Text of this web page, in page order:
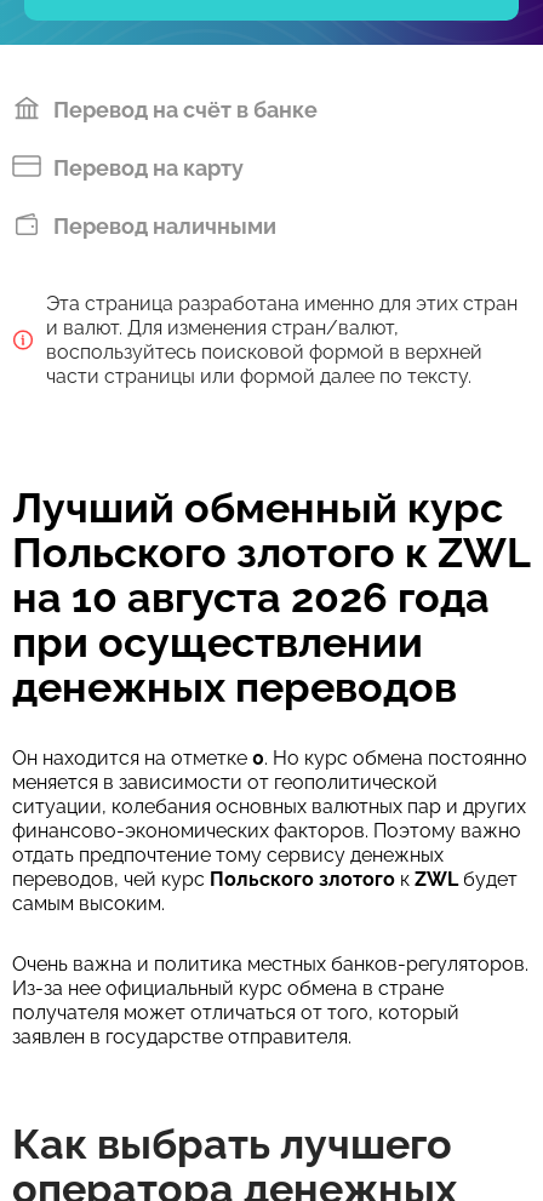
Перевод на счёт в банке
Перевод на карту
Перевод наличными
Эта страница разработана именно для этих стран
и валют. Для изменения стран/валют,
воспользуйтесь поисковой формой в верхней
части страницы или формой далее по тексту.
Лучший обменный курс
Польского злотого к ZWL
на 10 августа 2026 года
при осуществлении
денежных переводов
Он находится на отметке 0. Но курс обмена постоянно
меняется в зависимости от геополитической
ситуации, колебания основных валютных пар и других
финансово-экономических факторов. Поэтому важно
отдать предпочтение тому сервису денежных
переводов, чей курс Польского злотого к ZWLбудет
самым высоким.
Очень важна и политика местных банков-регуляторов.
Из-за нее официальный курс обмена в стране
получателя может отличаться от того, который
заявлен в государстве отправителя.
Как выбрать лучшего
оператора денежных